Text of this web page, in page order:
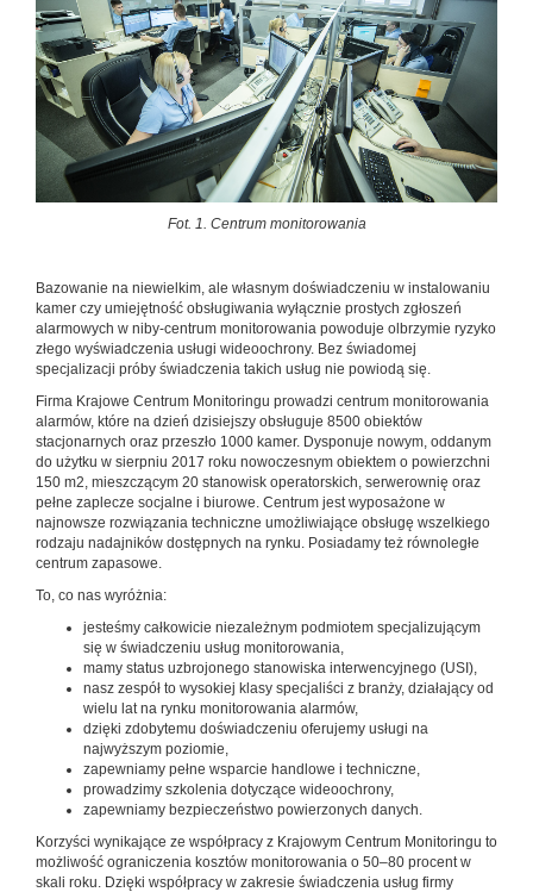
Fot. 1. Centrum monitorowania
Bazowanie na niewielkim, ale własnym doświadczeniu w instalowaniu
kamer czy umiejętność obsługiwania wyłącznie prostych zgłoszeń
alarmowych w niby-centrum monitorowania powoduje olbrzymie ryzyko
złego wyświadczenia usługi wideoochrony. Bez świadomej
specjalizacji próby świadczenia takich usług nie powiodą się.
Firma Krajowe Centrum Monitoringu prowadzi centrum monitorowania
alarmów, które na dzień dzisiejszy obsługuje 8500 obiektów
stacjonarnych oraz przeszło 1000 kamer. Dysponuje nowym, oddanym
do użytku w sierpniu 2017 roku nowoczesnym obiektem o powierzchni
150 m2, mieszczącym 20 stanowisk operatorskich, serwerownię oraz
pełne zaplecze socjalne i biurowe. Centrum jest wyposażone w
najnowsze rozwiązania techniczne umożliwiające obsługę wszelkiego
rodzaju nadajników dostępnych na rynku. Posiadamy też równoległe
centrum zapasowe.
To, co nas wyróżnia:
jesteśmy całkowicie niezależnym podmiotem specjalizującym
się w świadczeniu usług monitorowania,
mamy status uzbrojonego stanowiska interwencyjnego (USI),
nasz zespół to wysokiej klasy specjaliści z branży, działający od
wielu lat na rynku monitorowania alarmów,
dzięki zdobytemu doświadczeniu oferujemy usługi na
najwyższym poziomie,
zapewniamy pełne wsparcie handlowe i techniczne,
prowadzimy szkolenia dotyczące wideoochrony,
zapewniamy bezpieczeństwo powierzonych danych.
Korzyści wynikające ze współpracy z Krajowym Centrum Monitoringu to
możliwość ograniczenia kosztów monitorowania o 50–80 procent w
skali roku. Dzięki współpracy w zakresie świadczenia usług firmy